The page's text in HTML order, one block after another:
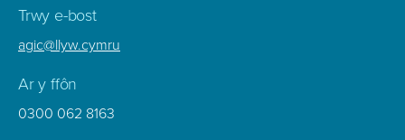
Trwy e-bost
agic@llyw.cymru
Ar y ffôn
0300 062 8163